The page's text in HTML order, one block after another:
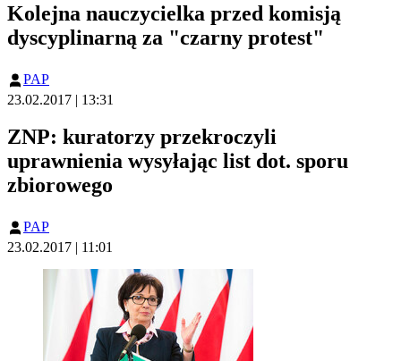
Kolejna nauczycielka przed komisją
dyscyplinarną za "czarny protest"
PAP
23.02.2017 | 13:31
ZNP: kuratorzy przekroczyli
uprawnienia wysyłając list dot. sporu
zbiorowego
PAP
23.02.2017 | 11:01